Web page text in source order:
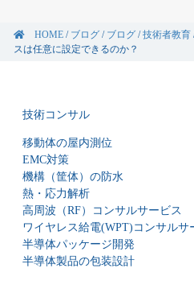
HOME/ ブログ/ ブログ/技術者教育
スは任意に設定できるのか？
技術コンサル
移動体の屋内測位
EMC対策
機構（筐体）の防水
熱・応力解析
高周波（RF）コンサルサービス
ワイヤレス給電(WPT)コンサルサ
半導体パッケージ開発
半導体製品の包装設計